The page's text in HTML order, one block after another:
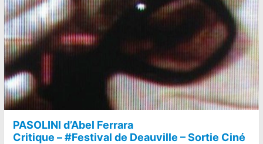
PASOLINI d’Abel Ferrara
Critique – #Festival de Deauville – Sortie Ciné